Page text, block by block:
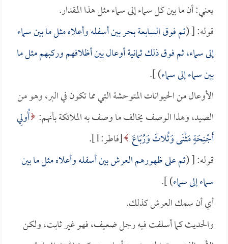
يعني: أن ما بين كل سماء إلى سماء مثل هذا المقدار.
قوله: [ (ثم فوق السابعة بحر بين أسفله وأعلاه مثل ما بين سماء
إلى سماء، ثم فوق ذلك ثمانية أوعال بين أظلافهم وركبهم مثل ما
بين سماء إلى سماء) ].
الأوعال من الحيوانات المتوحشة التي مما تكون في البر، وهو من
الصيد، وهذا الوصف يخالف ما وصف به الملائكة بأنهم: أُولِي
أَجْنِحَةٍ مَثْنَى وَثُلاثَ وَرُبَاعَ [فاطر:1].
قوله: [ (ثم على ظهورهم العرش بين أسفله وأعلاه مثل ما بين
سماء إلى سماء) ].
أي أن سمك العرش كذلك.
والحديث كما أسلفت فيه رجل ضعيف، فهو غير ثابت، ولكن